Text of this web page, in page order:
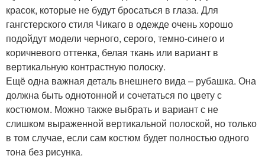
красок, которые не будут бросаться в глаза. Для
гангстерского стиля Чикаго в одежде очень хорошо
подойдут модели черного, серого, темно-синего и
коричневого оттенка, белая ткань или вариант в
вертикальную контрастную полоску.
Ещё одна важная деталь внешнего вида – рубашка. Она
должна быть однотонной и сочетаться по цвету с
костюмом. Можно также выбрать и вариант с не
слишком выраженной вертикальной полоской, но только
в том случае, если сам костюм будет полностью одного
тона без рисунка.